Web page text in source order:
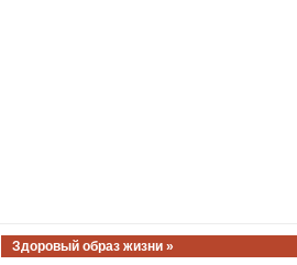
Здоровый образ жизни »